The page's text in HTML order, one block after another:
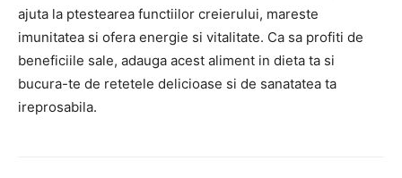
ajuta la ptestearea functiilor creierului, mareste
imunitatea si ofera energie si vitalitate. Ca sa profiti de
beneficiile sale, adauga acest aliment in dieta ta si
bucura-te de retetele delicioase si de sanatatea ta
ireprosabila.